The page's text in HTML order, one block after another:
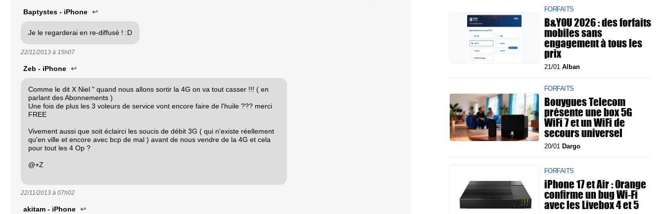
Baptystes - iPhone ↩
Je le regarderai en re-diffusé ! :D
22/11/2013 à 15h07
Zeb - iPhone ↩
Comme le dit X Niel " quand nous allons sortir la 4G on va tout casser !!! ( en
parlant des Abonnements )
Une fois de plus les 3 voleurs de service vont encore faire de l'huile ??? merci
FREE
Vivement aussi que soit éclairci les soucis de débit 3G ( qui n'existe réellement
qu'en ville et encore avec bcp de mal ) avant de nous vendre de la 4G et cela
pour tout les 4 Op ?
@+Z
22/11/2013 à 07h02
akitam - iPhone ↩
FORFAITS
B&YOU 2026 : des forfaits
mobiles sans
engagement à tous les
prix
21/01 Alban
FORFAITS
Bouygues Telecom
présente une box 5G
WiFi 7 et un WiFi de
secours universel
20/01 Dargo
FORFAITS
iPhone 17 et Air : Orange
confirme un bug Wi-Fi
avec les Livebox 4 et 5